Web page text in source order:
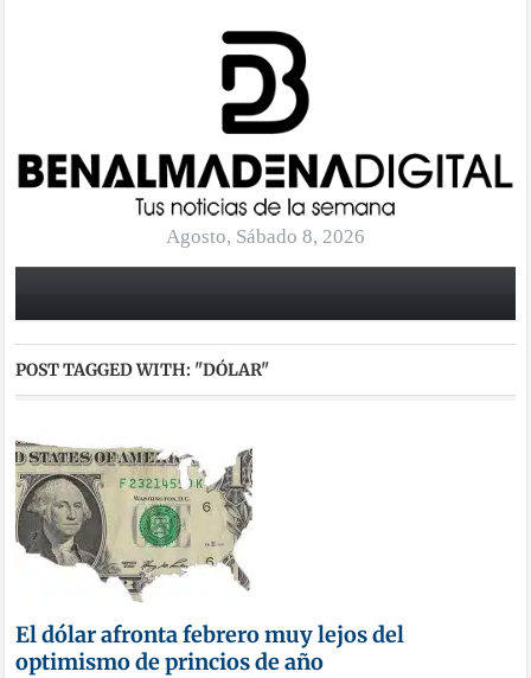
Agosto, Sábado 8, 2026
POST TAGGED WITH: "DÓLAR"
El dólar afronta febrero muy lejos del
optimismo de princios de año